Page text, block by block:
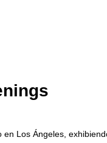
Los Ángeles,